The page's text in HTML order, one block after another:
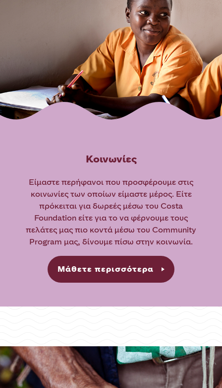
Κοινωνίες
Είμαστε περήφανοι που προσφέρουμε στις
κοινωνίες των οποίων είμαστε μέρος. Είτε
πρόκειται για δωρεές μέσω του Costa
Foundation είτε για το να φέρνουμε τους
πελάτες μας πιο κοντά μέσω του Community
Program μας, δίνουμε πίσω στην κοινωνία.
Μάθετε περισσότερα